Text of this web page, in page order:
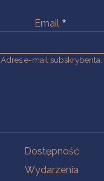
Email
Adres e-mail subskrybenta.
Dostępność
Wydarzenia